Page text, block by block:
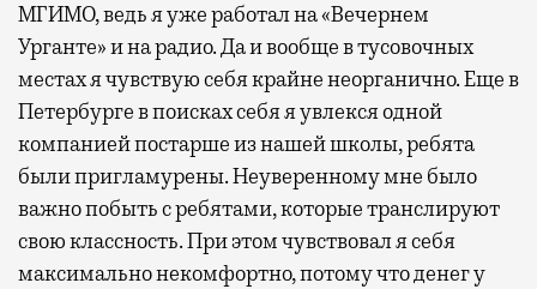
МГИМО, ведь я уже работал на «Вечернем
Урганте» и на радио. Да и вообще в тусовочных
местах я чувствую себя крайне неорганично. Еще в
Петербурге в поисках себя я увлекся одной
компанией постарше из нашей школы, ребята
были пригламурены. Неуверенному мне было
важно побыть с ребятами, которые транслируют
свою классность. При этом чувствовал я себя
максимально некомфортно, потому что денег у